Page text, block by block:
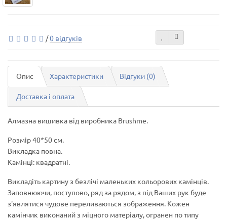
/0 відгуків
Опис Характеристики Відгуки (0)
Доставка і оплата
Алмазна вишивка від виробника Brushme.
Розмір 40*50 см.
Викладка повна.
Камінці: квадратні.
Викладіть картину з безлічі маленьких кольорових камінців.
Заповнюючи, поступово, ряд за рядом, з під Ваших рук буде
з'являтися чудове переливаються зображення. Кожен
камінчик виконаний з міцного матеріалу, огранен по типу